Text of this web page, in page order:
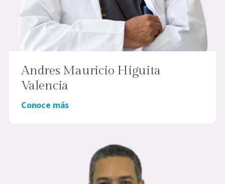
Andres Mauricio Higuita
Valencia
Conoce más